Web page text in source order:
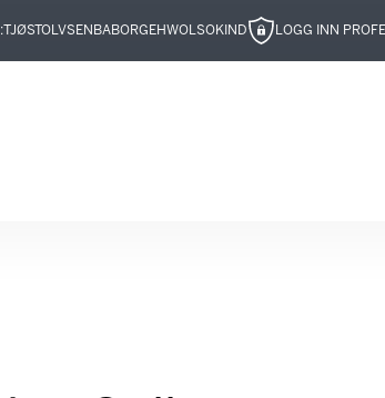
TJØSTOLVSEN BABORGEHWOL SOKIND LOGG INN